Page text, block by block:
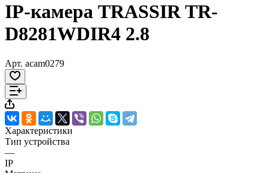
IP-камера TRASSIR TR-
D8281WDIR4 2.8
Арт. acam0279
Характеристики
Тип устройства
—
IP